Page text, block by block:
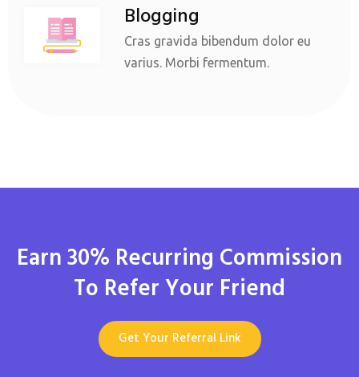
Blogging
Cras gravida bibendum dolor eu
varius. Morbi fermentum.
Earn 30% Recurring Commission
To Refer Your Friend
Get Your Referral Link